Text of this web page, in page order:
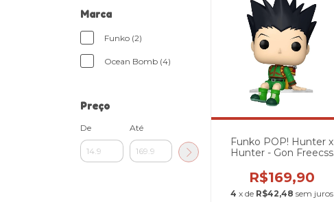
Marca
Funko (2)
Ocean Bomb (4)
Preço
De Até
Funko POP! Hunter x
Hunter - Gon Freecss
R$169,90
4 x de R$42,48 sem juros